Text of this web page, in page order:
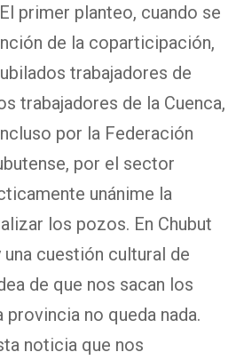
primer planteo, cuando se
de la coparticipación,
trabajadores de
trabajadores de la Cuenca,
por la Federación
por el sector
unánime la
los pozos. En Chubut
una cuestión cultural de
de que nos sacan los
provincia no queda nada.
noticia que nos